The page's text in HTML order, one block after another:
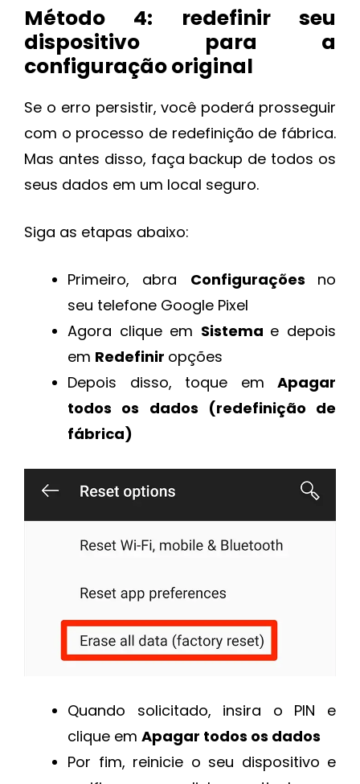
Método 4: redefinir seu
dispositivo para a
configuração original
Se o erro persistir, você poderá prosseguir
com o processo de redefinição de fábrica.
Mas antes disso, faça backup de todos os
seus dados em um local seguro.
Siga as etapas abaixo:
Primeiro, abra Configurações no
seu telefone Google Pixel
Agora clique em Sistema e depois
em Redefinir opções
Depois disso, toque em Apagar
todos os dados (redefinição de
fábrica)
Quando solicitado, insira o PIN e
clique em Apagar todos os dados
Por fim, reinicie o seu dispositivo e